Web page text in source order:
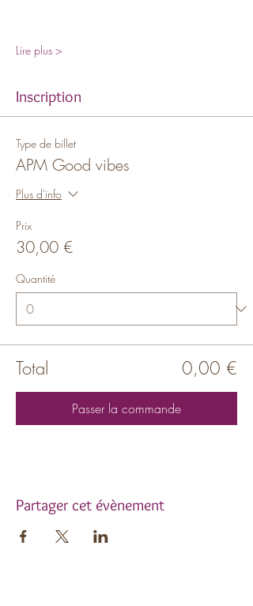
Lire plus >
Inscription
Type de billet
APM Good vibes
Plus d'info
Prix
30,00 €
Quantité
Total 0,00 €
Passer la commande
Partager cet évènement